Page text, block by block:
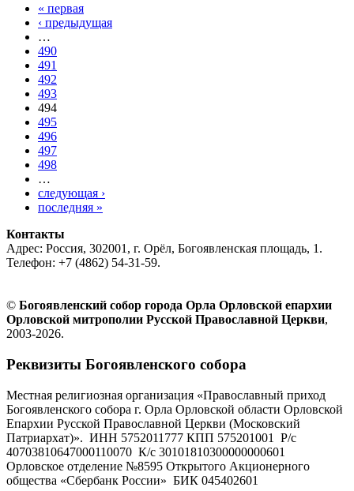
« первая
‹ предыдущая
…
490
491
492
493
494
495
496
497
498
…
следующая ›
последняя »
Контакты
Адрес: Россия, 302001, г. Орёл, Богоявленская площадь, 1.
Телефон: +7 (4862) 54-31-59.
© Богоявленский собор города Орла Орловской епархии
Орловской митрополии Русской Православной Церкви,
2003-2026.
Реквизиты Богоявленского собора
Местная религиозная организация «Православный приход
Богоявленского собора г. Орла Орловской области Орловской
Епархии Русской Православной Церкви (Московский
Патриархат)». ИНН 5752011777 КПП 575201001 Р/с
40703810647000110070 К/с 30101810300000000601
Орловское отделение №8595 Открытого Акционерного
общества «Сбербанк России» БИК 045402601